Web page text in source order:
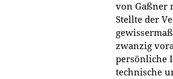
von Gaßner
Stellte der
zwanzig
persönliche
technische